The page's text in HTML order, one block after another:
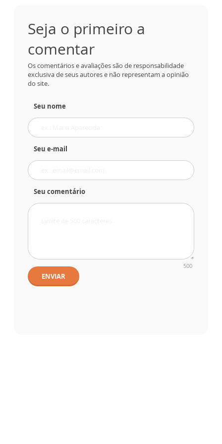
Seja o primeiro a
comentar
Os comentários e avaliações são de responsabilidade
exclusiva de seus autores e não representam a opinião
do site.
Seu nome
Seu e-mail
Seu comentário
500
ENVIAR